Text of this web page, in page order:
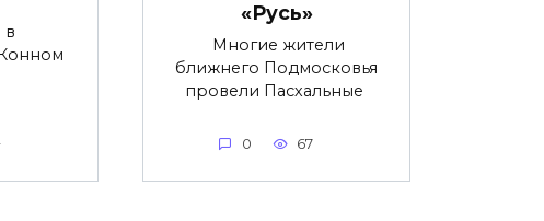
в
«Русь»
Многие жители
ближнего Подмосковья
провели Пасхальные
0 67